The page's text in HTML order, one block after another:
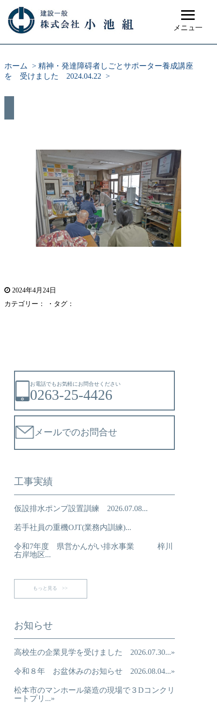
≡
メニュ一
ホーム > 精神・発達障碍者しごとサポーター養成講座
を 受けました 2024.04.22 >
2024年4月24日
カテゴリー： ・タグ：
お電話でもお気軽にお問合せください
0263-25-4426
メールでのお問合せ
工事実績
仮設排水ポンプ設置訓練 2026.07.08...
若手社員の重機OJT(業務内訓練)...
令和7年度 県営かんがい排水事業 梓川
右岸地区...
もっと見る >>
お知らせ
高校生の企業見学を受けました 2026.07.30...»
令和８年 お盆休みのお知らせ 2026.08.04...»
松本市のマンホール築造の現場で３Dコンクリ
ートプリ...»